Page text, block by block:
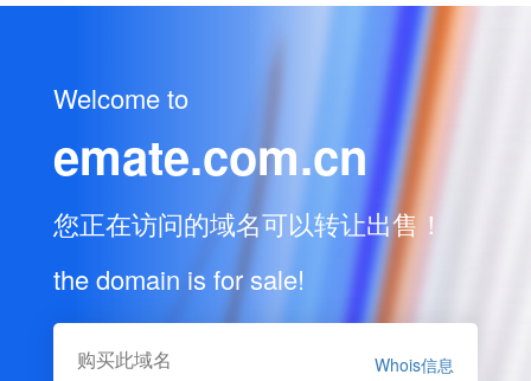
Welcome to
emate.com.cn
您正在访问的域名可以转让出售！
the domain is for sale!
购买此域名 Whois信息